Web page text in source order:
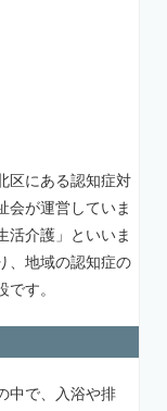
区にある認知症対
会が運営していま
活介護」といいま
、地域の認知症の
す。
中で、入浴や排